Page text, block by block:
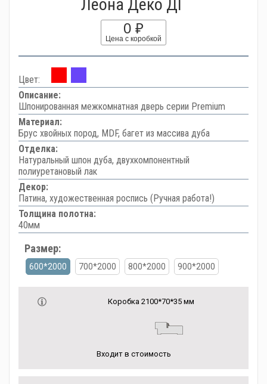
Леона Деко ДГ
0 ₽
Цена с коробкой
Цвет:
Описание:
Шпонированная межкомнатная дверь серии Premium
Материал:
Брус хвойных пород, MDF, багет из массива дуба
Отделка:
Натуральный шпон дуба, двухкомпонентный
полиуретановый лак
Декор:
Патина, художественная роспись (Ручная работа!)
Толщина полотна:
40мм
Размер:
600*2000 700*2000 800*2000 900*2000
Коробка 2100*70*35 мм
Входит в стоимость